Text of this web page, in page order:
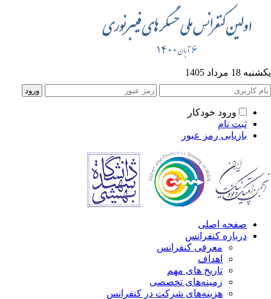
18 مرداد 1405
ورود خودکار
ثبت نام
بازیابی رمز عبور
صفحه اصلی
درباره کنفرانس
معرفی کنفرانس
اهداف
تاریخ های مهم
زمینه‌های تخصصی
هزینه‌های شرکت در کنفرانس